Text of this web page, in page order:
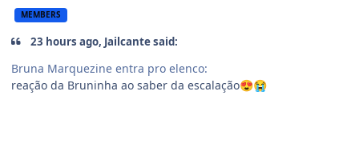
MEMBERS
23 hours ago, Jailcante said:
Bruna Marquezine entra pro elenco:
reação da Bruninha ao saber da escalação😍😭